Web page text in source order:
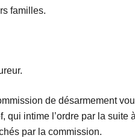
familles.
de désarmement
qui intime l’ordre par la suite
par la commission.